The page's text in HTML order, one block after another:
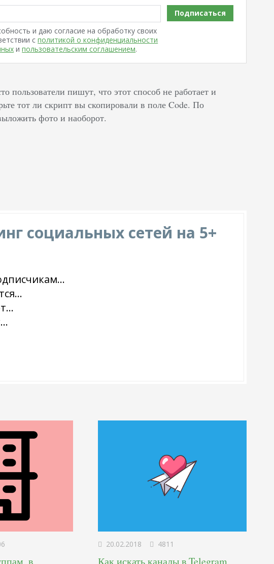
и даю согласие на обработку своих
сполитикой о конфиденциальности
ипользовательским соглашением.
Подписаться
пользователи пишут, что этот способ не работает и
тот ли скрипт вы скопировали в поле Code. По
фото и наоборот.
социальных сетей на 5+
20.02.2018 4811